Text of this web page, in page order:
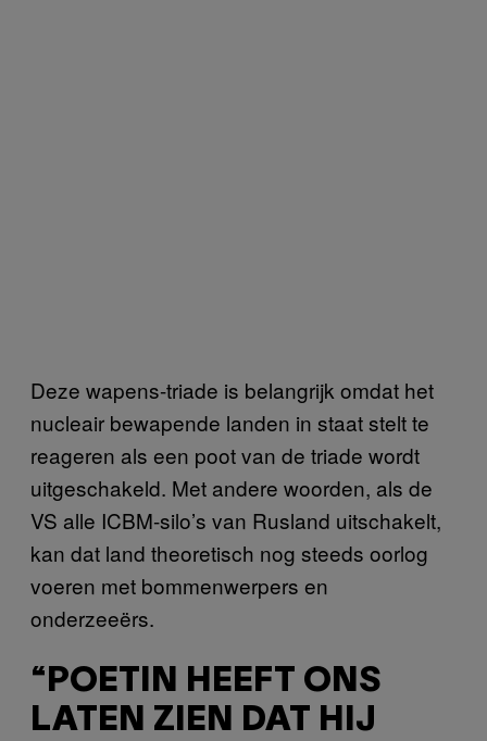
Deze wapens-triade is belangrijk omdat het
nucleair bewapende landen in staat stelt te
reageren als een poot van de triade wordt
uitgeschakeld. Met andere woorden, als de
VS alle ICBM-silo’s van Rusland uitschakelt,
kan dat land theoretisch nog steeds oorlog
voeren met bommenwerpers en
onderzeeërs.
“POETIN HEEFT ONS
LATEN ZIEN DAT HIJ